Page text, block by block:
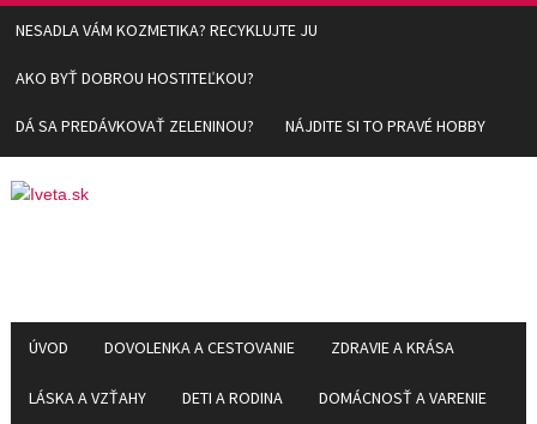
NESADLA VÁM KOZMETIKA? RECYKLUJTE JU
AKO BYŤ DOBROU HOSTITEĽKOU?
DÁ SA PREDÁVKOVAŤ ZELENINOU? NÁJDITE SI TO PRAVÉ HOBBY
ÚVOD DOVOLENKA A CESTOVANIE ZDRAVIE A KRÁSA
LÁSKA A VZŤAHY DETI A RODINA DOMÁCNOSŤ A VARENIE